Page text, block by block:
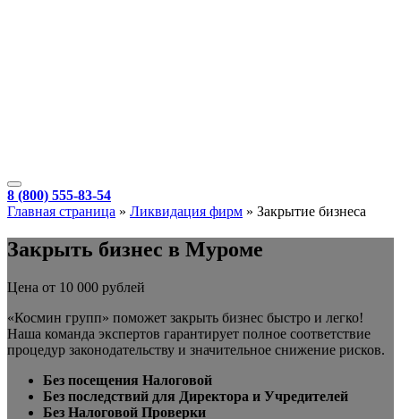
8 (800) 555-83-54
Главная страница » Ликвидация фирм » Закрытие бизнеса
Закрыть бизнес в Муроме
Цена от 10 000 рублей
«Космин групп» поможет закрыть бизнес быстро и легко!
Наша команда экспертов гарантирует полное соответствие
процедур законодательству и значительное снижение рисков.
Без посещения Налоговой
Без последствий для Директора и Учредителей
Без Налоговой Проверки